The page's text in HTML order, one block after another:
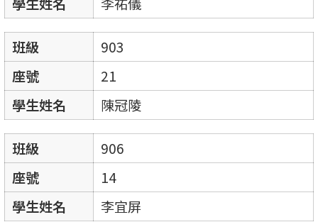
班級
903
座號
21
學生姓名
陳冠陵
班級
906
座號
14
學生姓名
李宜屏